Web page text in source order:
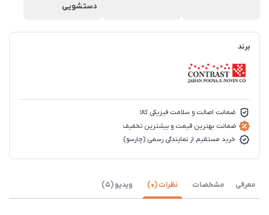
دستشويی
برند
ضمانت اصالت و سلامت فیزیکی کالا
ضمانت بهترین قیمت و بیشترین تخفیف
خرید مستقیم از نمایندگی رسمی (چارسو)
معرفی مشخصات نظرات (0) ویدیو (5)